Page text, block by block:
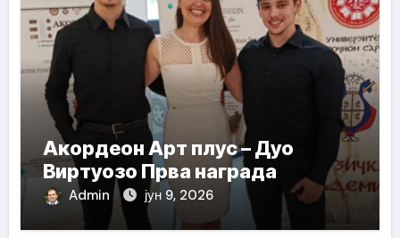
Акордеон Арт плус – Дуо
Виртуозо Прва награда
Admin јун 9, 2026